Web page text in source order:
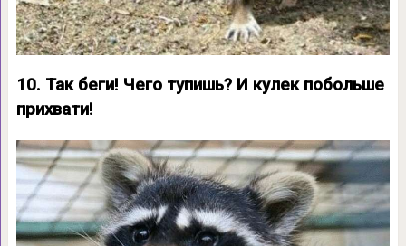
10. Так беги! Чего тупишь? И кулек побольше
прихвати!